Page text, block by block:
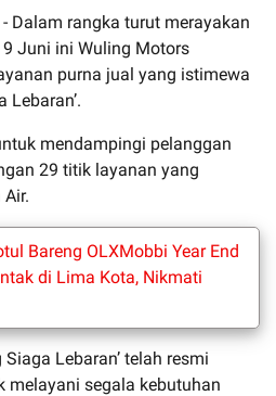
Dalam rangka turut merayakan
Juni ini Wuling Motors
purna jual yang istimewa
Lebaran’.
mendampingi pelanggan
29 titik layanan yang
Bareng OLXMobbi Year End
di Lima Kota, Nikmati
Lebaran’ telah resmi
melayani segala kebutuhan